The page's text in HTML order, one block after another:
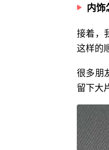
内饰
接着，
这样的
很多朋
留下大